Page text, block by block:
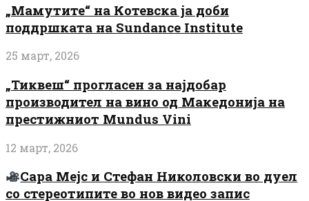
„Мамутите“ на Котевска ја доби
поддршката на Sundance Institute
25 март, 2026
„Тиквеш“ прогласен за најдобар
производител на вино од Македонија на
престижниот Mundus Vini
12 март, 2026
Сара Мејс и Стефан Николовски во дуел
со стереотипите во нов видео запис